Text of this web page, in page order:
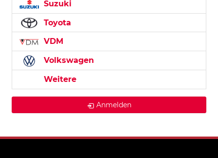
Suzuki
Toyota
VDM
Volkswagen
Weitere
Anmelden